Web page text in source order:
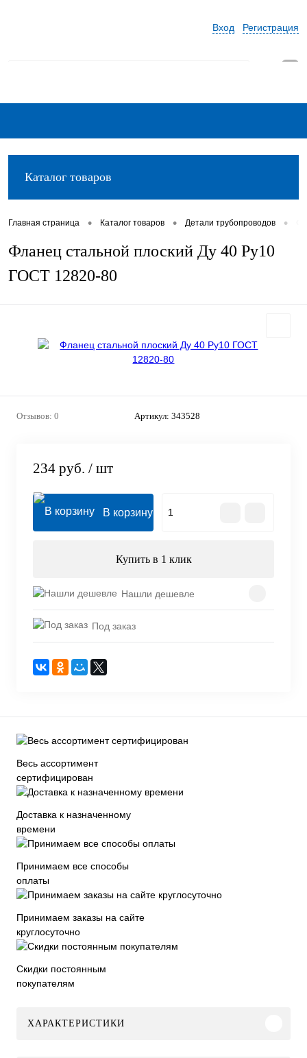
Вход Регистрация
Каталог товаров
Главная страница • Каталог товаров • Детали трубопроводов •
Фланец стальной плоский Ду 40 Ру10
ГОСТ 12820-80
Отзывов: 0 Артикул: 343528
234 руб. / шт
В корзину
Купить в 1 клик
Нашли дешевле
Под заказ
Весь ассортимент
сертифицирован
Доставка к назначенному
времени
Принимаем все способы
оплаты
Принимаем заказы на сайте
круглосуточно
Скидки постоянным
покупателям
ХАРАКТЕРИСТИКИ